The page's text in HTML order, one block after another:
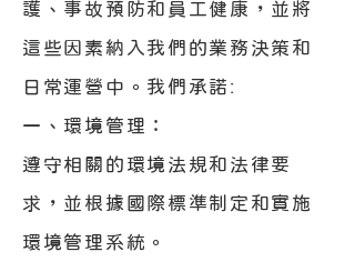
護、事故預防和員工健康，並將
這些因素納入我們的業務決策和
日常運營中。我們承諾:
一、環境管理：
遵守相關的環境法規和法律要
求，並根據國際標準制定和實施
環境管理系統。